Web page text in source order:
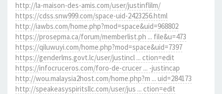
http://la-maison-des-amis.com/user/justinflilm/
https://cdss.snw999.com/space-uid-2423256.html
http://iawbs.com/home.php?mod=space&uid=968802
https://prosepma.ca/forum/memberlist.ph ... file&u=473
https://qiluwuyi.com/home.php?mod=space&uid=7397
https://genderlms.govt.lc/user/justincl ... ction=edit
https://infocruceros.com/foro-de-crucer ... -justincap
http://wou.malaysia2host.com/home.php?m ... uid=284173
http://speakeasyspiritsllc.com/user/jus ... ction=edit